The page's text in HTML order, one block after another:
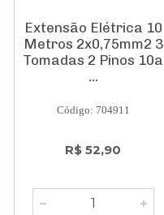
Extensão Elétrica 10
Metros 2x0,75mm2 3
Tomadas 2 Pinos 10a
...
Código: 704911
R$ 52,90